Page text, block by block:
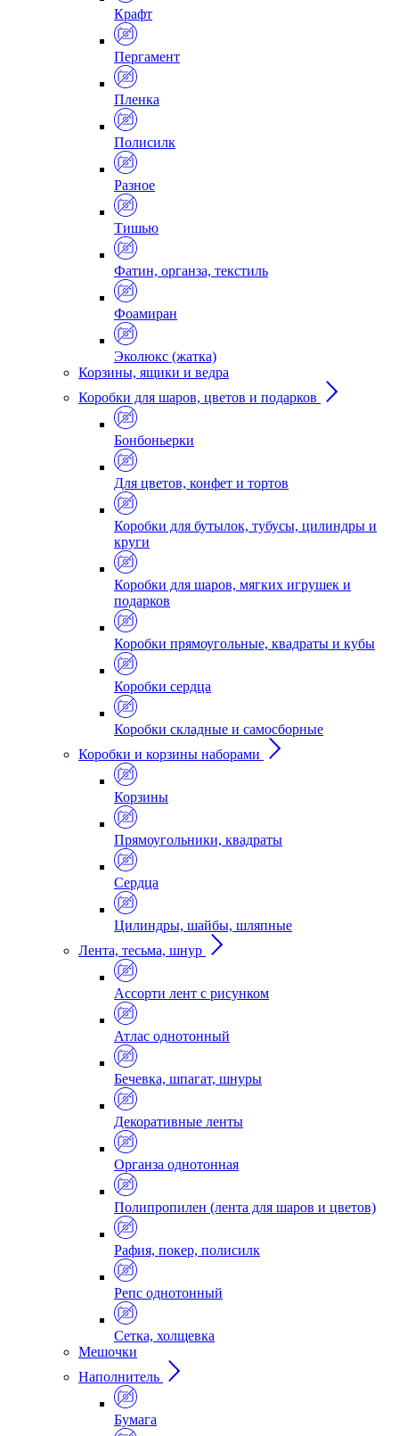
Крафт
Пергамент
Пленка
Полисилк
Разное
Тишью
Фатин, органза, текстиль
Фоамиран
Эколюкс (жатка)
Корзины, ящики и ведра
Коробки для шаров, цветов и подарков
Бонбоньерки
Для цветов, конфет и тортов
Коробки для бутылок, тубусы, цилиндры и
круги
Коробки для шаров, мягких игрушек и
подарков
Коробки прямоугольные, квадраты и кубы
Коробки сердца
Коробки складные и самосборные
Коробки и корзины наборами
Корзины
Прямоугольники, квадраты
Сердца
Цилиндры, шайбы, шляпные
Лента, тесьма, шнур
Ассорти лент с рисунком
Атлас однотонный
Бечевка, шпагат, шнуры
Декоративные ленты
Органза однотонная
Полипропилен (лента для шаров и цветов)
Рафия, покер, полисилк
Репс однотонный
Сетка, холщевка
Мешочки
Наполнитель
Бумага